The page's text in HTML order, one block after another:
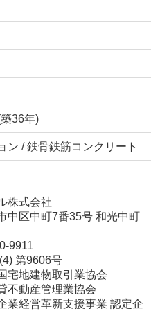
36年)
ン / 鉄骨鉄筋コンクリート
株式会社
中区中町7番35号 和光中町
9911
第9606号
宅地建物取引業協会
不動産管理業協会
業経営革新支援事業 認定企